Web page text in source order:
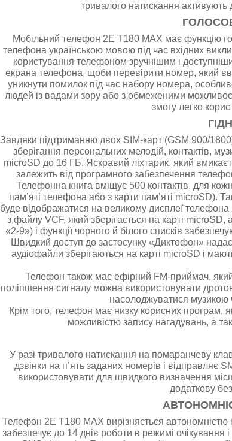
тривалого натискання активують
Мобільний телефон 2E T180 MAX має функцію
телефона українською мовою під час вхідних
користування телефоном зручнішим і
екрана телефона, щоби перевірити номер, який
уникнути помилок під час набору номера,
людей із вадами зору або з обмеженими
змогу легко
Завдяки підтриманню двох SIM-карт (GSM 900/
зберігання персональних мелодій, контактів,
microSD до 16 ГБ. Яскравий ліхтарик, який
залежить від програмного забезпечення
Телефонна книга вміщує 500 контактів, для
пам’яті телефона або з карти пам’яті microSD).
буде відображатися на великому дисплеї
з файлу VCF, який зберігається на карті
«2-9») і функції чорного й білого списків
Швидкий доступ до застосунку «Диктофон»
аудіофайли зберігаються на карті microSD і
Телефон також має ефірний FM-приймач,
поліпшення сигналу можна використовувати
насолоджуватися музикою
Крім того, телефон має низку корисних програм,
можливістю запису нагадувань, а
У разі тривалого натискання на помаранчеву
дзвінки на п’ять заданих номерів і
використовувати для швидкого визначення
додаткову
Телефон 2E T180 MAX вирізняється
забезпечує до 14 днів роботи в режимі очікування